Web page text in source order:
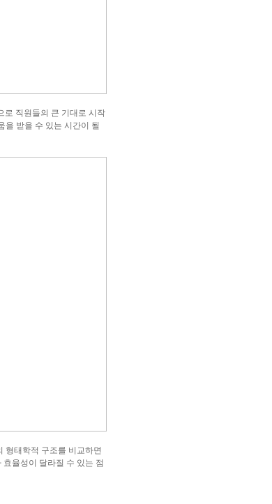
로 직원들의 큰 기대로 시작
을 받을 수 있는 시간이 될
형태학적 구조를 비교하면
율성이 달라질 수 있는 점